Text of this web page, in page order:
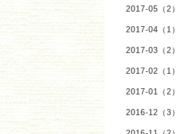
2017-05（2）
2017-04（1）
2017-03（2）
2017-02（1）
2017-01（2）
2016-12（3）